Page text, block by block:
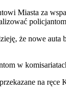
Miasta za
że nowe
w
na